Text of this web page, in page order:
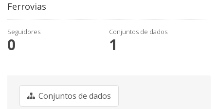
Ferrovias
Seguidores
0
Conjuntos de dados
1
Conjuntos de dados